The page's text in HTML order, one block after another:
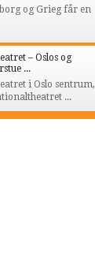
og Grieg får en
– Oslos og
...
i Oslo sentrum,
...